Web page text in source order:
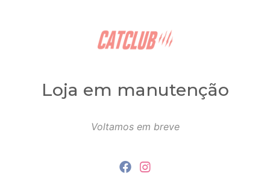
Loja em manutenção
Voltamos em breve